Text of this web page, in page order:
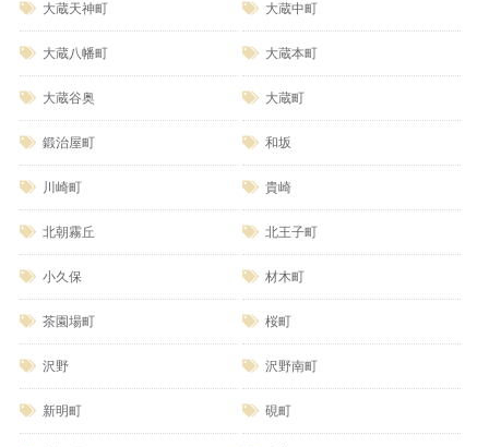
大蔵天神町 大蔵中町
大蔵八幡町 大蔵本町
大蔵谷奥 大蔵町
鍛治屋町 和坂
川崎町 貴崎
北朝霧丘 北王子町
小久保 材木町
茶園場町 桜町
沢野 沢野南町
新明町 硯町